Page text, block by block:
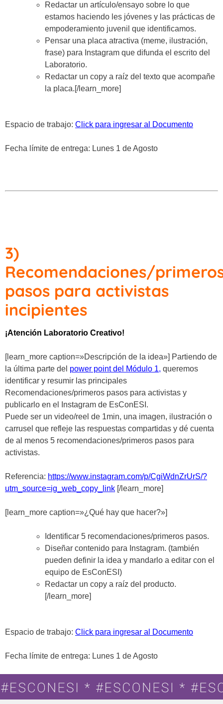
Redactar un artículo/ensayo sobre lo que
estamos haciendo les jóvenes y las prácticas de
empoderamiento juvenil que identificamos.
Pensar una placa atractiva (meme, ilustración,
frase) para Instagram que difunda el escrito del
Laboratorio.
Redactar un copy a raíz del texto que acompañe
la placa.[/learn_more]
Espacio de trabajo: Click para ingresar al Documento
Fecha límite de entrega: Lunes 1 de Agosto
3)
Recomendaciones/
pasos para activistas
incipientes
¡Atención Laboratorio Creativo!
[learn_more caption=»Descripción de la idea»] Partiendo de
la última parte del power point del Módulo 1, queremos
identificar y resumir las principales
Recomendaciones/primeros pasos para activistas y
publicarlo en el Instagram de EsConESI.
Puede ser un video/reel de 1min, una imagen, ilustración o
carrusel que refleje las respuestas compartidas y dé cuenta
de al menos 5 recomendaciones/primeros pasos para
activistas.
Referencia: https://www.instagram.com/p/CgiWdnZrUrS/?
utm_source=ig_web_copy_link [/learn_more]
[learn_more caption=»¿Qué hay que hacer?»]
Identificar 5 recomendaciones/primeros pasos.
Diseñar contenido para Instagram. (también
pueden definir la idea y mandarlo a editar con el
equipo de EsConESI)
Redactar un copy a raíz del producto.
[/learn_more]
Espacio de trabajo: Click para ingresar al Documento
Fecha límite de entrega: Lunes 1 de Agosto